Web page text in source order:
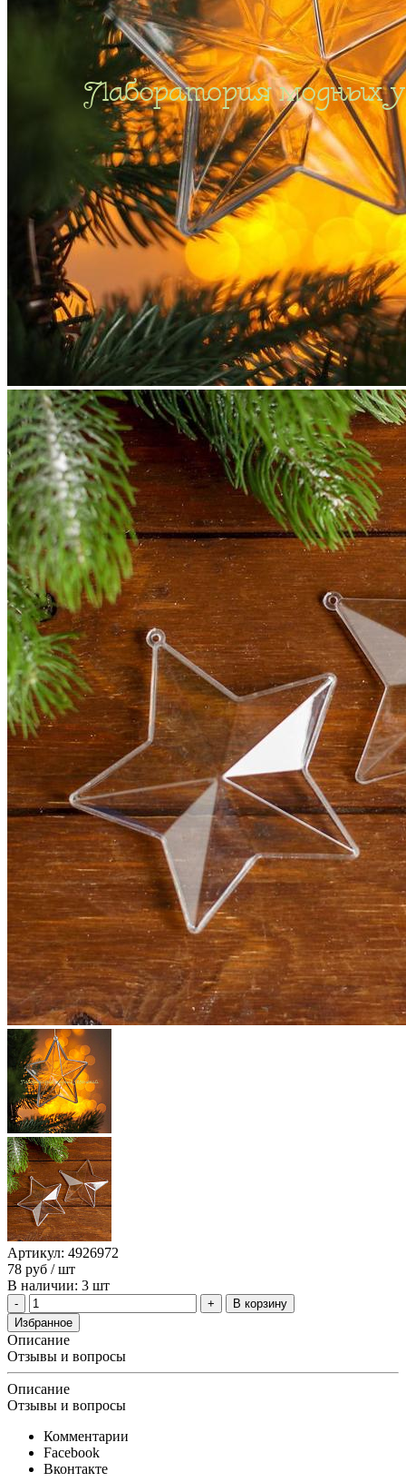
Артикул: 4926972
78 руб / шт
В наличии: 3 шт
В корзину
Избранное
Описание
Отзывы и вопросы
Описание
Отзывы и вопросы
Комментарии
Facebook
Вконтакте